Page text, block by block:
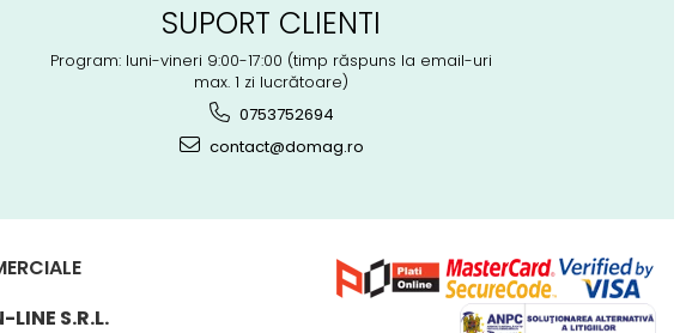
SUPORT CLIENTI
Program: luni-vineri 9:00-17:00 (timp răspuns la email-uri
max. 1 zi lucrătoare)
0753752694
contact@domag.ro
LINE S.R.L.